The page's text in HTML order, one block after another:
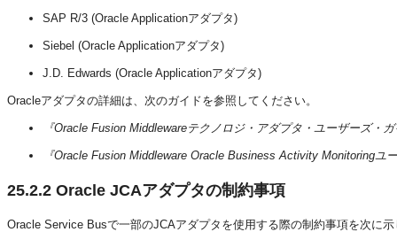
SAP R/3 (Oracle Applicationアダプタ)
Siebel (Oracle Applicationアダプタ)
J.D. Edwards (Oracle Applicationアダプタ)
Oracleアダプタの詳細は、次のガイドを参照してください。
『Oracle Fusion Middlewareテクノロジ・アダプタ・ユーザーズ・
『Oracle Fusion Middleware Oracle Business Activity Monitoringユ
25.2.2 Oracle JCAアダプタの制約事項
Oracle Service Busで一部のJCAアダプタを使用する際の制約事項を次に